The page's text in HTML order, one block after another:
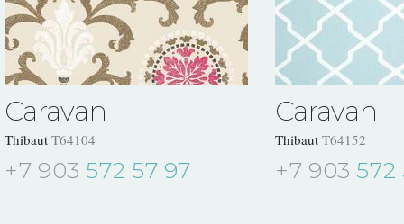
Caravan
Thibaut T64104
+7 903 572 57 97
Caravan
Thibaut T64152
+7 903 572